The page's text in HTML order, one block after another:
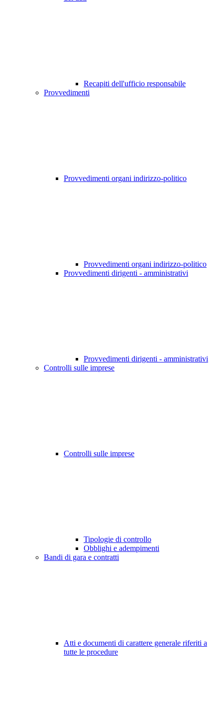
Recapiti dell'ufficio responsabile
Provvedimenti
Provvedimenti organi indirizzo-politico
Provvedimenti organi indirizzo-politico
Provvedimenti dirigenti - amministrativi
Provvedimenti dirigenti - amministrativi
Controlli sulle imprese
Controlli sulle imprese
Tipologie di controllo
Obblighi e adempimenti
Bandi di gara e contratti
Atti e documenti di carattere generale riferiti a
tutte le procedure